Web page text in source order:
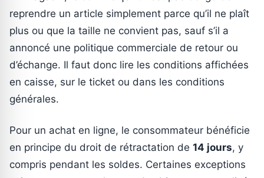
reprendre un article simplement parce qu’il ne plaît
plus ou que la taille ne convient pas, sauf s’il a
annoncé une politique commerciale de retour ou
d’échange. Il faut donc lire les conditions affichées
en caisse, sur le ticket ou dans les conditions
générales.
Pour un achat en ligne, le consommateur bénéficie
en principe du droit de rétractation de 14 jours, y
compris pendant les soldes. Certaines exceptions